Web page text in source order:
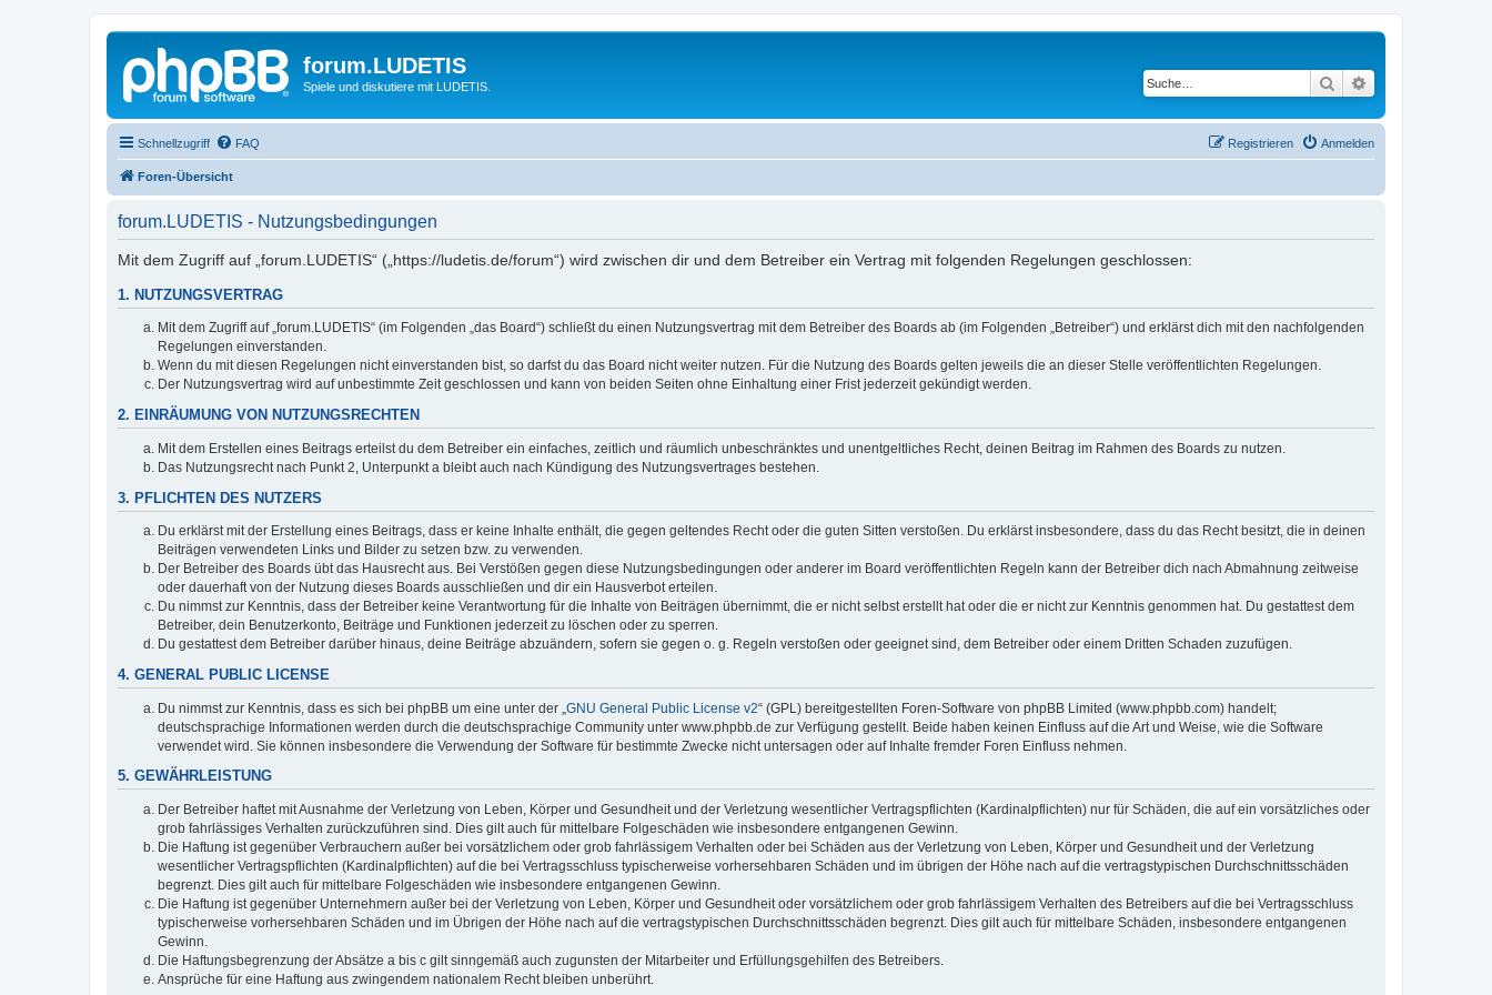
forum.LUDETIS
Spiele und diskutiere mit LUDETIS. Suche
Schnellzugriff FAQ Anmelden
Registrieren
Foren-Übersicht
forum.LUDETIS - Nutzungsbedingungen
Mit dem Zugriff auf „forum.LUDETIS“ („https://ludetis.de/forum“) wird zwischen dir und dem Betreiber ein Vertrag mit folgenden Regelungen geschlossen:
1. NUTZUNGSVERTRAG
Mit dem Zugriff auf „forum.LUDETIS“ (im Folgenden „das Board“) schließt du einen Nutzungsvertrag mit dem Betreiber des Boards ab (im Folgenden „Betreiber“) und erklärst dich mit den nachfolgenden
Regelungen einverstanden.
Wenn du mit diesen Regelungen nicht einverstanden bist, so darfst du das Board nicht weiter nutzen. Für die Nutzung des Boards gelten jeweils die an dieser Stelle veröffentlichten Regelungen.
Der Nutzungsvertrag wird auf unbestimmte Zeit geschlossen und kann von beiden Seiten ohne Einhaltung einer Frist jederzeit gekündigt werden.
2. EINRÄUMUNG VON NUTZUNGSRECHTEN
Mit dem Erstellen eines Beitrags erteilst du dem Betreiber ein einfaches, zeitlich und räumlich unbeschränktes und unentgeltliches Recht, deinen Beitrag im Rahmen des Boards zu nutzen.
Das Nutzungsrecht nach Punkt 2, Unterpunkt a bleibt auch nach Kündigung des Nutzungsvertrages bestehen.
3. PFLICHTEN DES NUTZERS
Du erklärst mit der Erstellung eines Beitrags, dass er keine Inhalte enthält, die gegen geltendes Recht oder die guten Sitten verstoßen. Du erklärst insbesondere, dass du das Recht besitzt, die in deinen
Beiträgen verwendeten Links und Bilder zu setzen bzw. zu verwenden.
Der Betreiber des Boards übt das Hausrecht aus. Bei Verstößen gegen diese Nutzungsbedingungen oder anderer im Board veröffentlichten Regeln kann der Betreiber dich nach Abmahnung zeitweise
oder dauerhaft von der Nutzung dieses Boards ausschließen und dir ein Hausverbot erteilen.
Du nimmst zur Kenntnis, dass der Betreiber keine Verantwortung für die Inhalte von Beiträgen übernimmt, die er nicht selbst erstellt hat oder die er nicht zur Kenntnis genommen hat. Du gestattest dem
Betreiber, dein Benutzerkonto, Beiträge und Funktionen jederzeit zu löschen oder zu sperren.
Du gestattest dem Betreiber darüber hinaus, deine Beiträge abzuändern, sofern sie gegen o. g. Regeln verstoßen oder geeignet sind, dem Betreiber oder einem Dritten Schaden zuzufügen.
4. GENERAL PUBLIC LICENSE
Du nimmst zur Kenntnis, dass es sich bei phpBB um eine unter der „ GNU General Public License v2“ (GPL) bereitgestellten Foren-Software von phpBB Limited (www.phpbb.com) handelt;
deutschsprachige Informationen werden durch die deutschsprachige Community unter www.phpbb.de zur Verfügung gestellt. Beide haben keinen Einfluss auf die Art und Weise, wie die Software
verwendet wird. Sie können insbesondere die Verwendung der Software für bestimmte Zwecke nicht untersagen oder auf Inhalte fremder Foren Einfluss nehmen.
5. GEWÄHRLEISTUNG
Der Betreiber haftet mit Ausnahme der Verletzung von Leben, Körper und Gesundheit und der Verletzung wesentlicher Vertragspflichten (Kardinalpflichten) nur für Schäden, die auf ein vorsätzliches oder
grob fahrlässiges Verhalten zurückzuführen sind. Dies gilt auch für mittelbare Folgeschäden wie insbesondere entgangenen Gewinn.
Die Haftung ist gegenüber Verbrauchern außer bei vorsätzlichem oder grob fahrlässigem Verhalten oder bei Schäden aus der Verletzung von Leben, Körper und Gesundheit und der Verletzung
wesentlicher Vertragspflichten (Kardinalpflichten) auf die bei Vertragsschluss typischerweise vorhersehbaren Schäden und im übrigen der Höhe nach auf die vertragstypischen Durchschnittsschäden
begrenzt. Dies gilt auch für mittelbare Folgeschäden wie insbesondere entgangenen Gewinn.
Die Haftung ist gegenüber Unternehmern außer bei der Verletzung von Leben, Körper und Gesundheit oder vorsätzlichem oder grob fahrlässigem Verhalten des Betreibers auf die bei Vertragsschluss
typischerweise vorhersehbaren Schäden und im Übrigen der Höhe nach auf die vertragstypischen Durchschnittsschäden begrenzt. Dies gilt auch für mittelbare Schäden, insbesondere entgangenen
Gewinn.
Die Haftungsbegrenzung der Absätze a bis c gilt sinngemäß auch zugunsten der Mitarbeiter und Erfüllungsgehilfen des Betreibers.
Ansprüche für eine Haftung aus zwingendem nationalem Recht bleiben unberührt.